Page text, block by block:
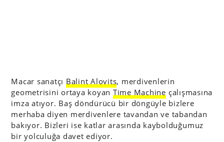
Macar sanatçı Balint Alovits, merdivenlerin
geometrisini ortaya koyan Time Machine çalışmasına
imza atıyor. Baş döndürücü bir döngüyle bizlere
merhaba diyen merdivenlere tavandan ve tabandan
bakıyor. Bizleri ise katlar arasında kaybolduğumuz
bir yolculuğa davet ediyor.